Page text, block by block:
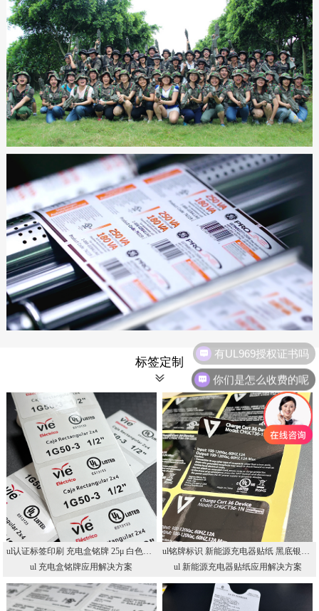
标签定制
ul认证标签印刷 充电盒铭牌 25μ 白色UL认证PET不干胶 UL标签印刷厂
ul 充电盒铭牌应用解决方案
ul铭牌标识 新能源充电器贴纸 黑底银字UL标贴 UL认证印刷厂
ul 新能源充电器贴纸应用解决方案
有UL969授权证书吗
你们是怎么收费的呢